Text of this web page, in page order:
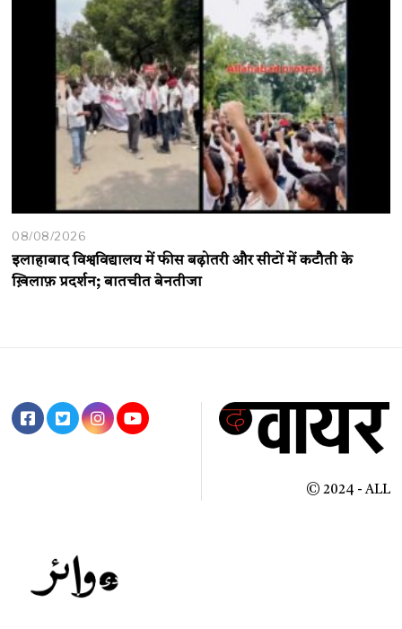
08/08/2026
इलाहाबाद विश्वविद्यालय में फीस बढ़ोतरी और सीटों में कटौती के
ख़िलाफ़ प्रदर्शन; बातचीत बेनतीजा
© 2024 - ALL